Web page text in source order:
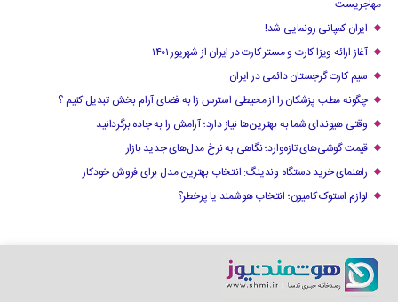
مهاجریست
ایران کمپانی رونمایی شد!
آغاز ارائه ویزا کارت و مستر کارت در ایران از شهریور ۱۴۰۱
سیم کارت گرجستان دائمی در ایران
چگونه مطب پزشکان را از محیطی استرس زا به فضای آرام بخش تبدیل کنیم ؟
وقتی هیوندای شما به بهترین‌ها نیاز دارد؛ آرامش را به جاده برگردانید
قیمت گوشی‌های تازه‌وارد؛ نگاهی به نرخ مدل‌های جدید بازار
راهنمای خرید دستگاه وندینگ: انتخاب بهترین مدل برای فروش خودکار
لوازم استوک کامیون؛ انتخاب هوشمند یا پرخطر؟